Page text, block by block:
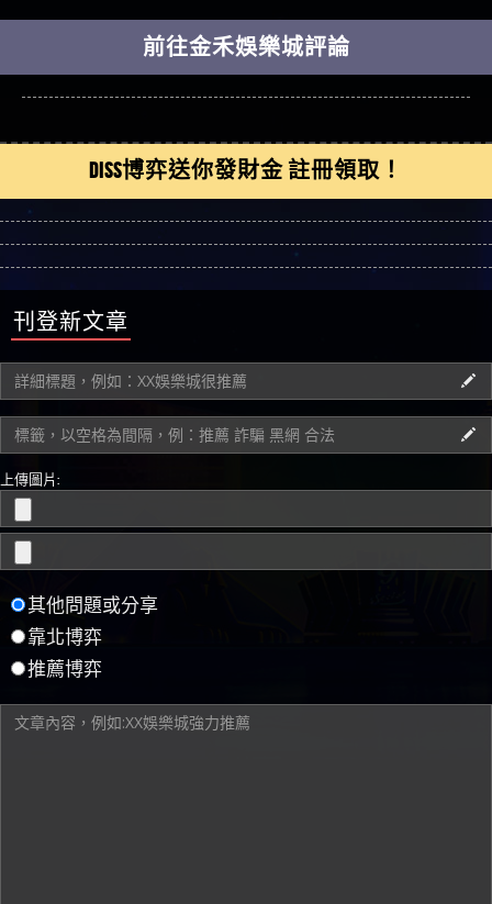
前往金禾娛樂城評論
DISS博弈送你發財金 註冊領取！
刊登新文章
上傳圖片:
其他問題或分享
靠北博弈
推薦博弈